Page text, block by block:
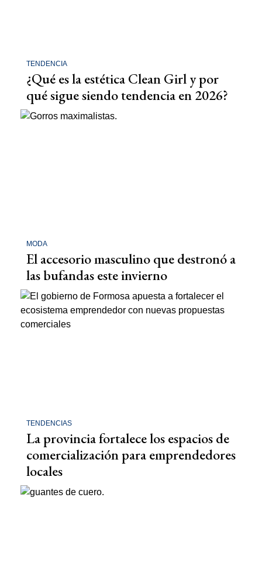
TENDENCIA
¿Qué es la estética Clean Girl y por
qué sigue siendo tendencia en 2026?
MODA
El accesorio masculino que destronó a
las bufandas este invierno
TENDENCIAS
La provincia fortalece los espacios de
comercialización para emprendedores
locales